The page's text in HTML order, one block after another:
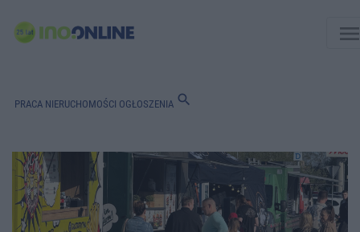
PRACA NIERUCHOMOŚCI OGŁOSZENIA search